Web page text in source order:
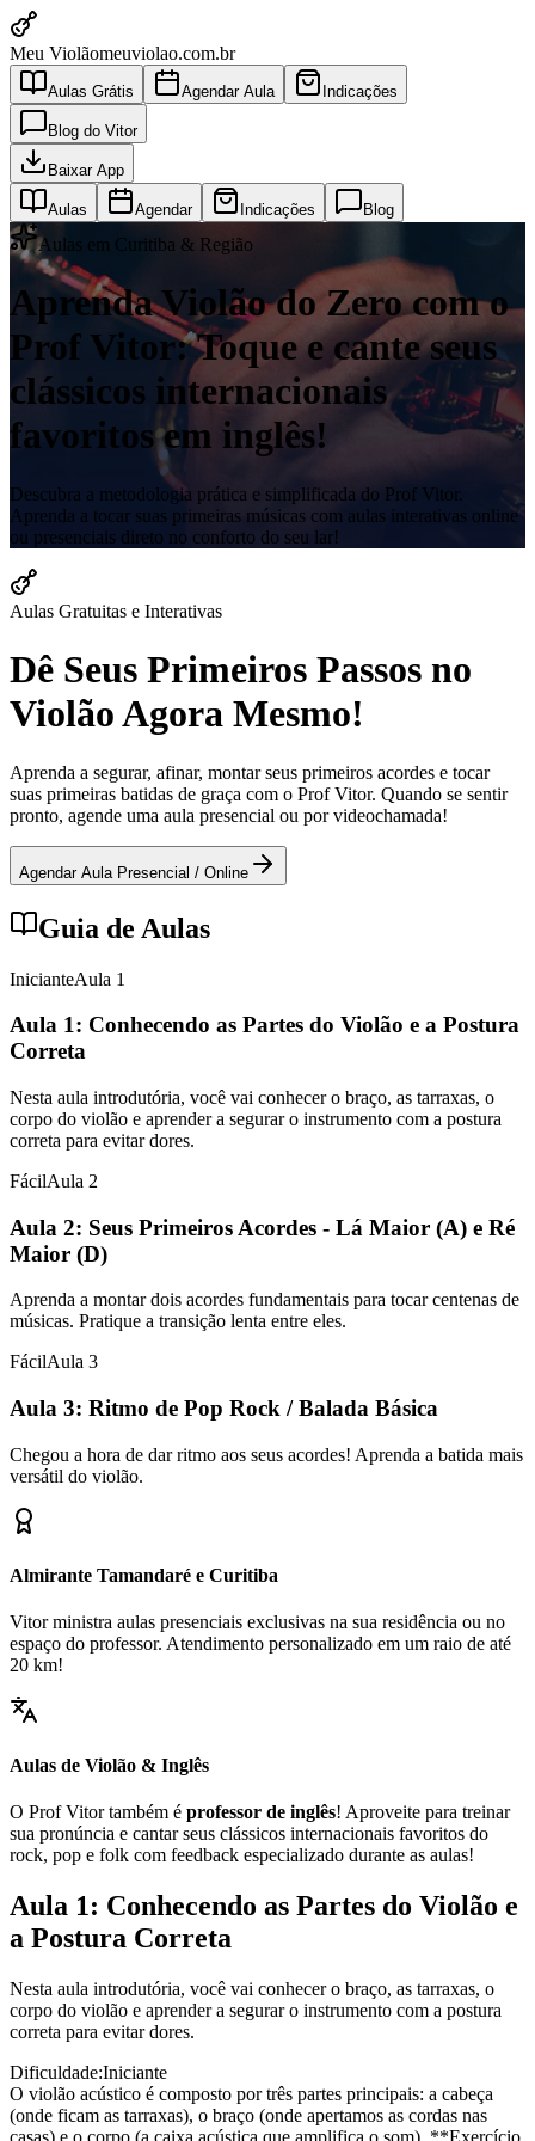
Meu Violãomeuviolao.com.br
Aulas Grátis Agendar Aula Indicações
Blog do Vitor
Baixar App
Aulas Agendar Indicações Blog
Aulas em Curitiba & Região
Aprenda Violão do Zero com o
Prof Vitor: Toque e cante seus
clássicos internacionais
favoritos em inglês!
Descubra a metodologia prática e simplificada do Prof Vitor.
Aprenda a tocar suas primeiras músicas com aulas interativas online
ou presenciais direto no conforto do seu lar!
Aulas Gratuitas e Interativas
Dê Seus Primeiros Passos no
Violão Agora Mesmo!
Aprenda a segurar, afinar, montar seus primeiros acordes e tocar
suas primeiras batidas de graça com o Prof Vitor. Quando se sentir
pronto, agende uma aula presencial ou por videochamada!
Agendar Aula Presencial / Online
Guia de Aulas
InicianteAula 1
Aula 1: Conhecendo as Partes do Violão e a Postura
Correta
Nesta aula introdutória, você vai conhecer o braço, as tarraxas, o
corpo do violão e aprender a segurar o instrumento com a postura
correta para evitar dores.
FácilAula 2
Aula 2: Seus Primeiros Acordes - Lá Maior (A) e Ré
Maior (D)
Aprenda a montar dois acordes fundamentais para tocar centenas de
músicas. Pratique a transição lenta entre eles.
FácilAula 3
Aula 3: Ritmo de Pop Rock / Balada Básica
Chegou a hora de dar ritmo aos seus acordes! Aprenda a batida mais
versátil do violão.
Almirante Tamandaré e Curitiba
Vitor ministra aulas presenciais exclusivas na sua residência ou no
espaço do professor. Atendimento personalizado em um raio de até
20 km!
Aulas de Violão & Inglês
O Prof Vitor também é professor de inglês! Aproveite para treinar
sua pronúncia e cantar seus clássicos internacionais favoritos do
rock, pop e folk com feedback especializado durante as aulas!
Aula 1: Conhecendo as Partes do Violão e
a Postura Correta
Nesta aula introdutória, você vai conhecer o braço, as tarraxas, o
corpo do violão e aprender a segurar o instrumento com a postura
correta para evitar dores.
Dificuldade:Iniciante
O violão acústico é composto por três partes principais: a cabeça
(onde ficam as tarraxas), o braço (onde apertamos as cordas nas
casas) e o corpo (a caixa acústica que amplifica o som). **Exercício